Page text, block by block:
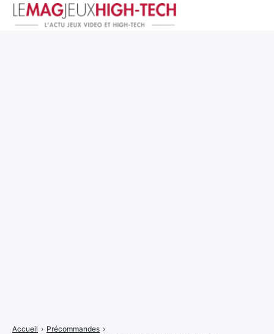
Accueil › Précommandes ›